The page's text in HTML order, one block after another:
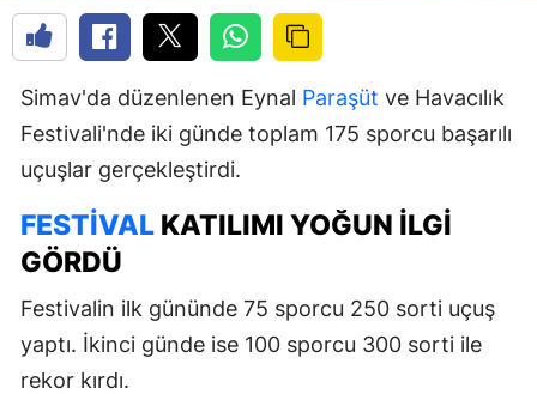
Simav'da düzenlenen Eynal Paraşüt ve Havacılık
Festivali'nde iki günde toplam 175 sporcu başarılı
uçuşlar gerçekleştirdi.
FESTIVAL KATILIMI YOĞUN İLGI
GÖRDÜ
Festivalin ilk gününde 75 sporcu 250 sorti uçuş
yaptı. İkinci günde ise 100 sporcu 300 sorti ile
rekor kırdı.